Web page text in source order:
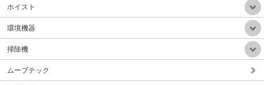
ホイスト
環境機器
掃除機
ムーブテック